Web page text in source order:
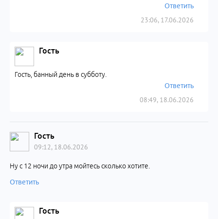
23:06, 17.06.2026
Ответить
Гость
08:49, 18.06.2026
Гость, банный день в субботу.
Ответить
Гость
09:12, 18.06.2026
Ну с 12 ночи до утра мойтесь сколько хотите.
Ответить
Гость